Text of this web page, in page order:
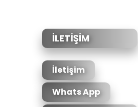
İLETİŞİM
İletişim
Whats App